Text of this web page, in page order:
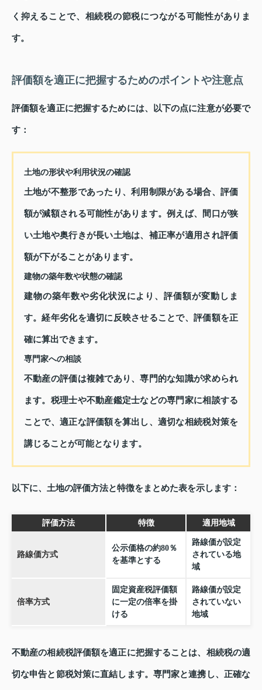
く抑えることで、相続税の節税につながる可能性がありま
す。
評価額を適正に把握するためのポイントや注意点
評価額を適正に把握するためには、以下の点に注意が必要で
す：
土地の形状や利用状況の確認
土地が不整形であったり、利用制限がある場合、評価
額が減額される可能性があります。例えば、間口が狭
い土地や奥行きが長い土地は、補正率が適用され評価
額が下がることがあります。
建物の築年数や状態の確認
建物の築年数や劣化状況により、評価額が変動しま
す。経年劣化を適切に反映させることで、評価額を正
確に算出できます。
専門家への相談
不動産の評価は複雑であり、専門的な知識が求められ
ます。税理士や不動産鑑定士などの専門家に相談する
ことで、適正な評価額を算出し、適切な相続税対策を
講じることが可能となります。
以下に、土地の評価方法と特徴をまとめた表を示します：
評価方法 特徴 適用地域
路線価方式
公示価格の約80％
を基準とする
路線価が設定
されている地
域
倍率方式
固定資産税評価額
に一定の倍率を掛
ける
路線価が設定
されていない
地域
不動産の相続税評価額を適正に把握することは、相続税の適
切な申告と節税対策に直結します。専門家と連携し、正確な